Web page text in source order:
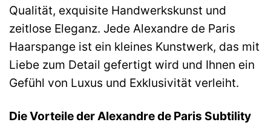
Qualität, exquisite Handwerkskunst und
zeitlose Eleganz. Jede Alexandre de Paris
Haarspange ist ein kleines Kunstwerk, das mit
Liebe zum Detail gefertigt wird und Ihnen ein
Gefühl von Luxus und Exklusivität verleiht.
Die Vorteile der Alexandre de Paris Subtility